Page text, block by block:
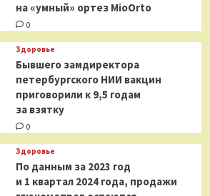
на «умный» ортез MioOrto
0
Здоровье
Бывшего замдиректора
петербургского НИИ вакцин
приговорили к 9,5 годам
за взятку
0
Здоровье
По данным за 2023 год
и 1 квартал 2024 года, продажи